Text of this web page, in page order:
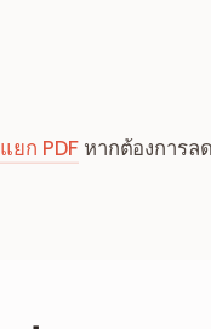
แยก PDF หากต้องการล